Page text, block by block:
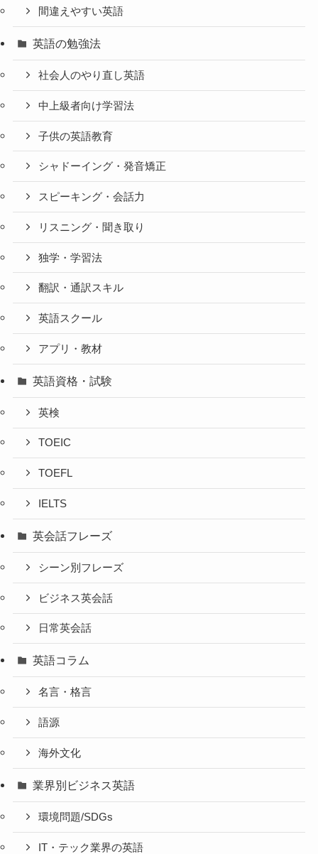
間違えやすい英語
英語の勉強法
社会人のやり直し英語
中上級者向け学習法
子供の英語教育
シャドーイング・発音矯正
スピーキング・会話力
リスニング・聞き取り
独学・学習法
翻訳・通訳スキル
英語スクール
アプリ・教材
英語資格・試験
英検
TOEIC
TOEFL
IELTS
英会話フレーズ
シーン別フレーズ
ビジネス英会話
日常英会話
英語コラム
名言・格言
語源
海外文化
業界別ビジネス英語
環境問題/SDGs
IT・テック業界の英語